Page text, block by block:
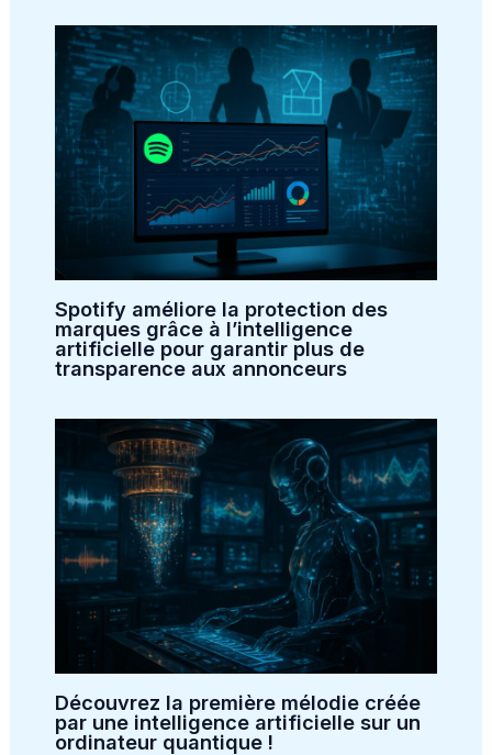
Spotify améliore la protection des
marques grâce à l’intelligence
artificielle pour garantir plus de
transparence aux annonceurs
Découvrez la première mélodie créée
par une intelligence artificielle sur un
ordinateur quantique !